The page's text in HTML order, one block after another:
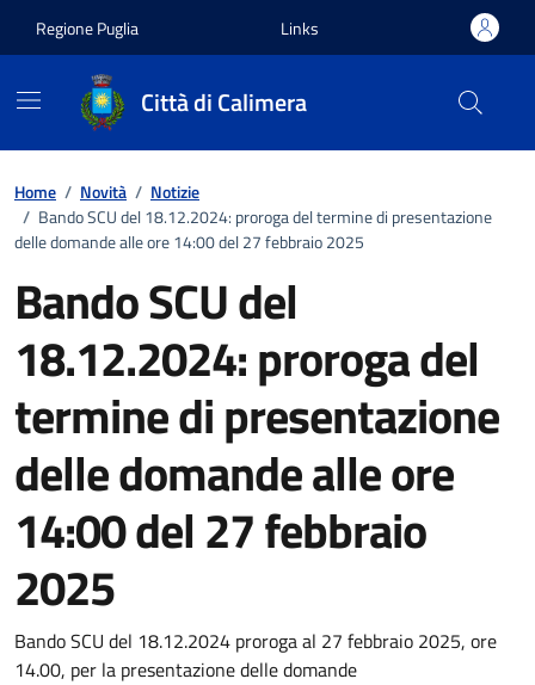
Regione Puglia Links
Città di Calimera
Home / Novità / Notizie
/ Bando SCU del 18.12.2024: proroga del termine di presentazione
delle domande alle ore 14:00 del 27 febbraio 2025
Bando SCU del
18.12.2024: proroga del
termine di presentazione
delle domande alle ore
14:00 del 27 febbraio
2025
Dettagli della notizia
Bando SCU del 18.12.2024 proroga al 27 febbraio 2025, ore
14.00, per la presentazione delle domande